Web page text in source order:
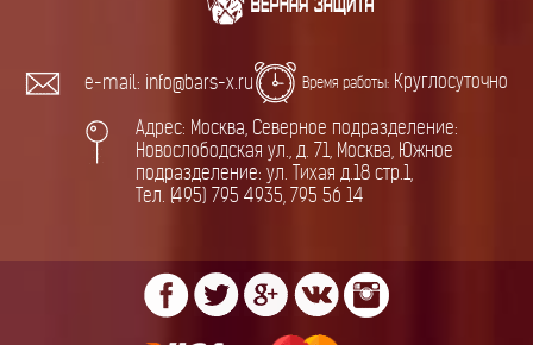
e-mail: info@bars-x.ru Время работы: Круглосуточно
Адрес: Москва, Северное подразделение:
Новослободская ул., д. 71, Москва, Южное
подразделение: ул. Тихая д.18 стр.1,
Тел. (495) 795 4935, 795 56 14